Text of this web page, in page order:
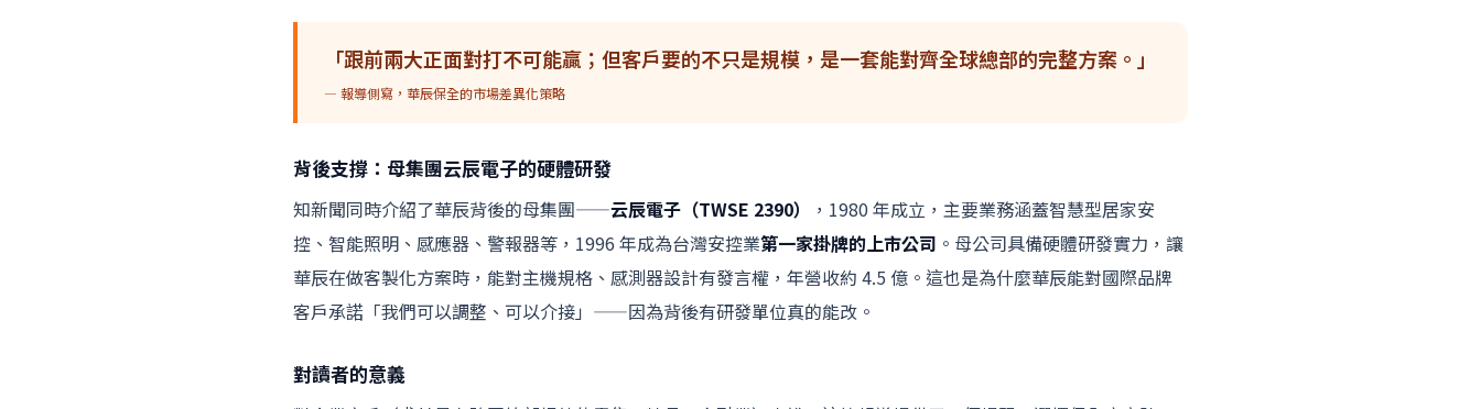
「跟前兩大正面對打不可能贏；但客戶要的不只是規模，是一套能對齊全球總部的完整方案。」
— 報導側寫，華辰保全的市場差異化策略
背後支撐：母集團云辰電子的硬體研發
知新聞同時介紹了華辰背後的母集團——云辰電子（TWSE 2390）
，1980 年成立，主要業務涵蓋智慧型居家安
控、智能照明、感應器、警報器等，1996 年成為台灣安控業第一家掛牌的上市公司 。母公司具備硬體研發實力，讓
華辰在做客製化方案時，能對主機規格、感測器設計有發言權，年營收約 4.5 億。這也是為什麼華辰能對國際品牌
客戶承諾「我們可以調整、可以介接」——因為背後有研發單位真的能改。
對讀者的意義